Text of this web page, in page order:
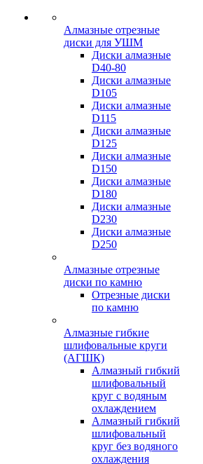
Алмазные отрезные
диски для УШМ
Диски алмазные
D40-80
Диски алмазные
D105
Диски алмазные
D115
Диски алмазные
D125
Диски алмазные
D150
Диски алмазные
D180
Диски алмазные
D230
Диски алмазные
D250
Алмазные отрезные
диски по камню
Отрезные диски
по камню
Алмазные гибкие
шлифовальные круги
(АГШК)
Алмазный гибкий
шлифовальный
круг с водяным
охлаждением
Алмазный гибкий
шлифовальный
круг без водяного
охлаждения